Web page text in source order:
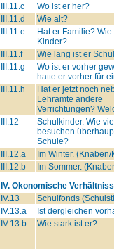
III.11.c
Wo ist er her?
III.11.d
Wie alt?
III.11.e
Hat er Familie?
Kinder?
III.11.f
Wie lang ist er
III.11.g
Wo ist er vorher
hatte er vorher für
III.11.h
Hat er jetzt noch
Lehramte andere
Verrichtungen?
III.12
Schulkinder. Wie
besuchen
Schule?
III.12.a
Im Winter.
III.12.b
Im Sommer.
IV. Ökonomische
IV.13
Schulfonds
IV.13.a
Ist dergleichen
IV.13.b
Wie stark ist er?